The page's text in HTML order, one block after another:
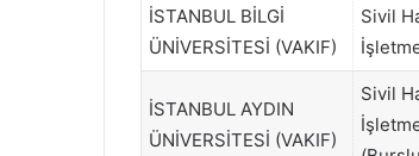
İSTANBUL BİLGİ
ÜNİVERSİTESİ (VAKIF)
Sivil
İSTANBUL AYDIN
ÜNİVERSİTESİ (VAKIF)
Sivil